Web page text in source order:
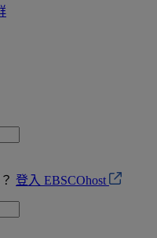
登入 EBSCOhost